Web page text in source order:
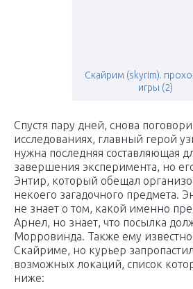
Скайрим (skyrim).
игры (2)
Спустя пару дней, снова
исследованиях, главный герой
нужна последняя составляющая
завершения эксперимента, но
Энтир, который обещал
некоего загадочного предмета.
не знает о том, какой именно
Арнел, но знает, что посылка
Морровинда. Также ему
Скайриме, но курьер
возможных локаций, список
ниже: